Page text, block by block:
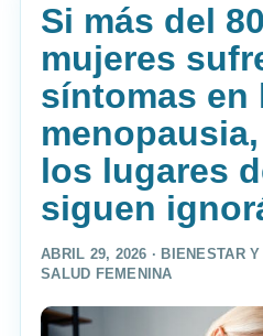
Si más del
mujeres
síntomas en
los lugares
siguen
ABRIL 29, 2026 · BIENESTAR
SALUD FEMENINA